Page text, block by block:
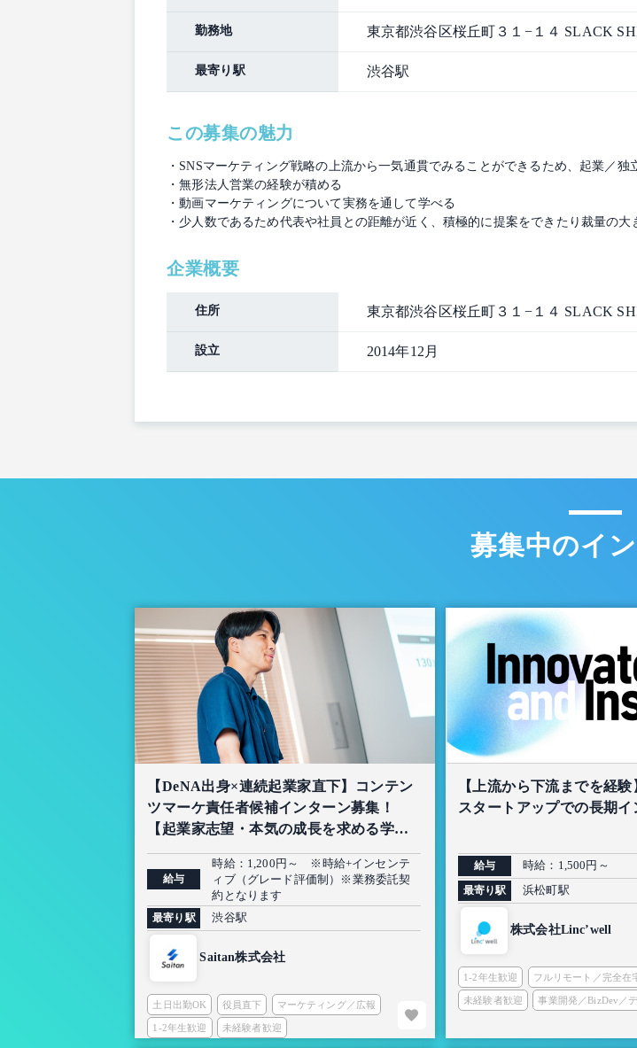
勤務地 東京都渋谷区桜丘町３１−１４ SLACK
最寄り駅 渋谷駅
この募集の魅力
・SNSマーケティング戦略の上流から一気通貫でみることができるため、起業／
・無形法人営業の経験が積める
・動画マーケティングについて実務を通して学べる
・少人数であるため代表や社員との距離が近く、積極的に提案をできたり裁量の
企業概要
住所 東京都渋谷区桜丘町３１−１４ SLACK
設立 2014年12月
募集中のイ
【DeNA出身×連続起業家直下】コンテン
ツマーケ責任者候補インターン募集！
【起業家志望・本気の成長を求める学生
限定】
給与
時給：1,200円～ ※時給+インセンテ
ィブ（グレード評価制）※業務委託契
約となります
最寄り駅 渋谷駅
Saitan株式会社
土日出勤OK 役員直下 マーケティング／広報
1-2年生歓迎 未経験者歓迎
【上流から下流までを経
スタートアップでの長期イ
給与 時給：1,500円～
最寄り駅 浜松町駅
株式会社Linc’well
1-2年生歓迎 フルリモート／完全在
未経験者歓迎 事業開発／BizDev／